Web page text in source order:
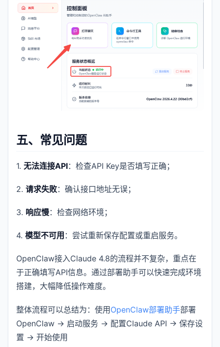
五、常见问题
1. 无法连接API：检查API Key是否填写正确；
2. 请求失败：确认接口地址无误；
3. 响应慢：检查网络环境；
4. 模型不可用 ：尝试重新保存配置或重启服务。
OpenClaw接入Claude 4.8的流程并不复杂，重点在
于正确填写API信息。通过部署助手可以快速完成环境
搭建，大幅降低操作难度。
整体流程可以总结为：使用OpenClaw部署助手部署
OpenClaw → 启动服务 → 配置Claude API → 保存设
置 → 开始使用